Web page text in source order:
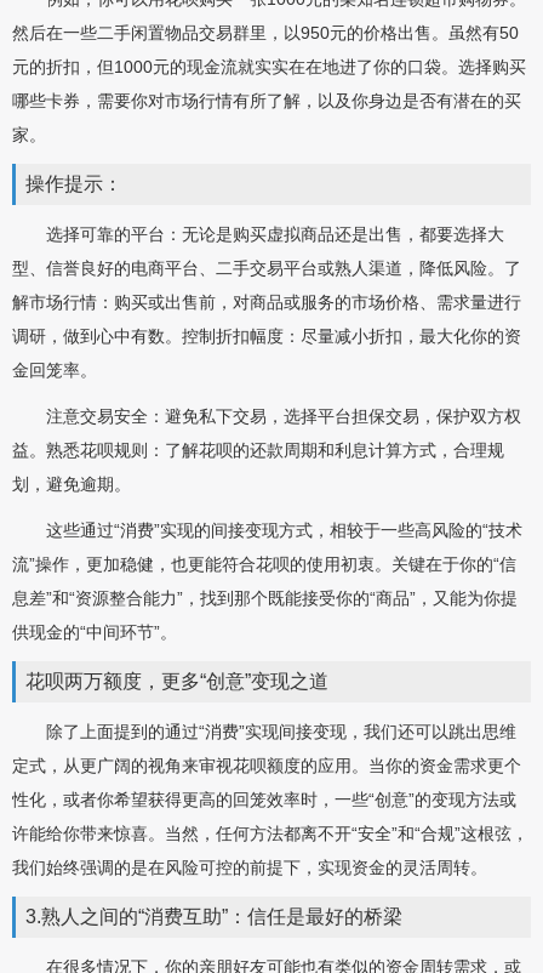
然后在一些二手闲置物品交易群里，以950元的价格出售。虽然有50
元的折扣，但1000元的现金流就实实在在地进了你的口袋。选择购买
哪些卡券，需要你对市场行情有所了解，以及你身边是否有潜在的买
家。
操作提示：
选择可靠的平台：无论是购买虚拟商品还是出售，都要选择大
型、信誉良好的电商平台、二手交易平台或熟人渠道，降低风险。了
解市场行情：购买或出售前，对商品或服务的市场价格、需求量进行
调研，做到心中有数。控制折扣幅度：尽量减小折扣，最大化你的资
金回笼率。
注意交易安全：避免私下交易，选择平台担保交易，保护双方权
益。熟悉花呗规则：了解花呗的还款周期和利息计算方式，合理规
划，避免逾期。
这些通过“消费”实现的间接变现方式，相较于一些高风险的“技术
流”操作，更加稳健，也更能符合花呗的使用初衷。关键在于你的“信
息差”和“资源整合能力”，找到那个既能接受你的“商品”，又能为你提
供现金的“中间环节”。
花呗两万额度，更多“创意”变现之道
除了上面提到的通过“消费”实现间接变现，我们还可以跳出思维
定式，从更广阔的视角来审视花呗额度的应用。当你的资金需求更个
性化，或者你希望获得更高的回笼效率时，一些“创意”的变现方法或
许能给你带来惊喜。当然，任何方法都离不开“安全”和“合规”这根弦，
我们始终强调的是在风险可控的前提下，实现资金的灵活周转。
3.熟人之间的“消费互助”：信任是最好的桥梁
在很多情况下，你的亲朋好友可能也有类似的资金周转需求，或